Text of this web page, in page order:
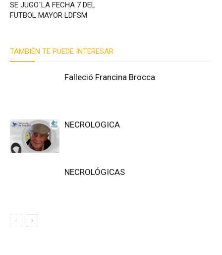
SE JUGO´LA FECHA 7 DEL
FUTBOL MAYOR LDFSM
TAMBIÉN TE PUEDE INTERESAR
Falleció Francina Brocca
NECROLOGICA
NECROLÓGICAS